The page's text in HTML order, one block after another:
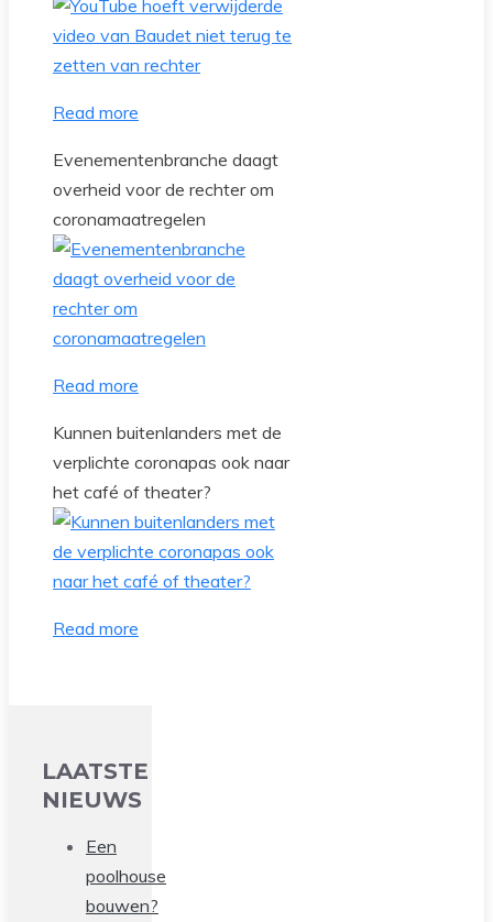
Read more
Evenementenbranche daagt
overheid voor de rechter om
coronamaatregelen
Read more
Kunnen buitenlanders met de
verplichte coronapas ook naar
het café of theater?
Read more
LAATSTE
NIEUWS
Een
poolhouse
bouwen?